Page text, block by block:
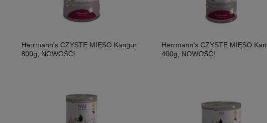
Herrmann's CZYSTE MIĘSO Kangur
800g, NOWOŚĆ!
Herrmann's CZYSTE MIĘSO
400g, NOWOŚĆ!